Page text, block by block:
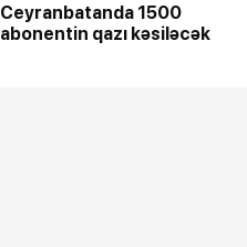
Ceyranbatanda 1500
abonentin qazı kəsiləcək